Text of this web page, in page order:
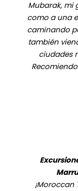
Mubarak, mi
como a una
caminando
también
ciudades
¡Moroccan